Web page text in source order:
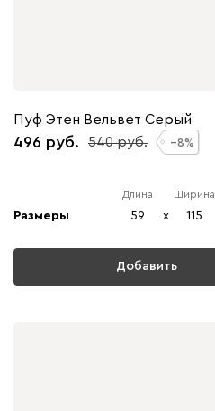
Пуф Этен Вельвет Серый
496 540 8
Размеры
Длина
59 x
Ширина
115
Добавить